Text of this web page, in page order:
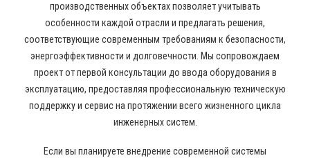
производственных объектах позволяет учитывать
особенности каждой отрасли и предлагать решения,
соответствующие современным требованиям к безопасности,
энергоэффективности и долговечности. Мы сопровождаем
проект от первой консультации до ввода оборудования в
эксплуатацию, предоставляя профессиональную техническую
поддержку и сервис на протяжении всего жизненного цикла
инженерных систем.
Если вы планируете внедрение современной системы